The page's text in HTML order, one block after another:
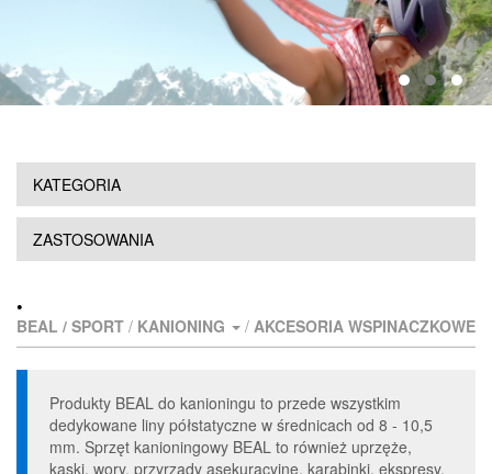
KATEGORIA
ZASTOSOWANIA
•
BEAL / SPORT / KANIONING / AKCESORIA WSPINACZKOWE
Produkty BEAL do kanioningu to przede wszystkim
dedykowane liny półstatyczne w średnicach od 8 - 10,5
mm. Sprzęt kanioningowy BEAL to również uprzęże,
kaski, wory, przyrządy asekuracyjne, karabinki, ekspresy,